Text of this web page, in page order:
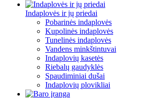
Indaplovės ir jų priedai
Pobarinės indaplovės
Kupolinės indaplovės
Tunelinės indaplovės
Vandens minkštintuvai
Indaplovių kasetės
Riebalų gaudyklės
Spaudiminiai dušai
Indaplovių plovikliai